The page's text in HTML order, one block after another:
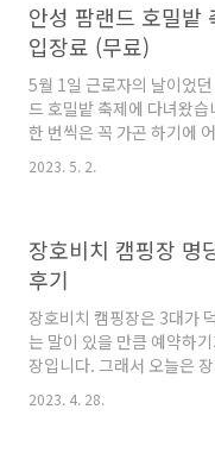
로 이름이 바뀌었는데요~
장은 봄에는 반포 한강에서
강에서 열리며 봄에 열리는
는 차 없는 잠수교 뚜벅뚜
마켓을 연계하여 진행됩니
야시장 * 일정 : 5월 7일 ~
운영 장소 : 반포 한강공원
안성 팜랜드 호밀밭
입장료 (무료)
5월 1일 근로자의 날이었
드 호밀밭 축제에 다녀왔
한 번씩은 꼭 가곤 하기에
녀왔는데요~ 오늘은 안성
련 5월 할인 입장료와 이번
는 호밀밭 축제가 한창 진
팜랜드 호밀밭 축제는 6월
제로 지금 방문하면 유채꽃
는 장점이 있습니다. 게다
문에 작은 여러 동물들도
간이 아니더라도 언제든 방
해요. 안성 팜랜드 입장료
2023. 5. 2.
장호비치 캠핑장 명
후기
장호비치 캠핑장은 3대가
는 말이 있을 만큼 예약하
장입니다. 그래서 오늘은
자리라고하는 D1번 사이트
와 함께 전체적인 캠핑장 시
2023. 4. 28.